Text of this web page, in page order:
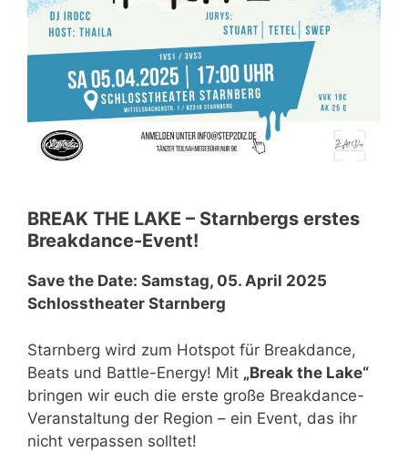
BREAK THE LAKE – Starnbergs erstes
Breakdance-Event!
Save the Date: Samstag, 05. April 2025
Schlosstheater Starnberg
Starnberg wird zum Hotspot für Breakdance,
Beats und Battle-Energy! Mit „Break the Lake“
bringen wir euch die erste große Breakdance-
Veranstaltung der Region – ein Event, das ihr
nicht verpassen solltet!